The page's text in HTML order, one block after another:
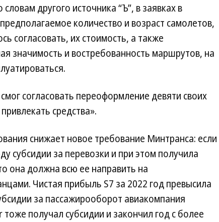
другого источника “Ъ”, в заявках в
количество и возраст самолетов,
согласовать, их стоимость, а также
значимость и востребованность маршрутов, на
согласовать переоформление девяти своих
средства».
снижает новое требование Минтранса: если
субсидии за перевозки и при этом получила
она должна всю ее направить на
Чистая прибыль S7 за 2022 год превысила
за пассажирооборот авиакомпания
получал субсидии и закончил год с более